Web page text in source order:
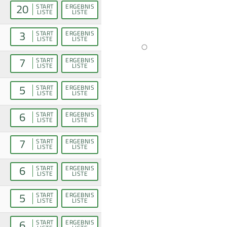
20 START
LISTE
ERGEBNIS
LISTE
3 START
LISTE
ERGEBNIS
LISTE
7 START
LISTE
ERGEBNIS
LISTE
5 START
LISTE
ERGEBNIS
LISTE
6 START
LISTE
ERGEBNIS
LISTE
7 START
LISTE
ERGEBNIS
LISTE
6 START
LISTE
ERGEBNIS
LISTE
5 START
LISTE
ERGEBNIS
LISTE
START ERGEBNIS